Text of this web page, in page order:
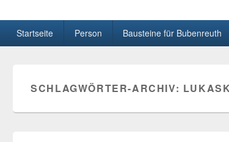
HauptmenüWeiter zum Hauptinhalt
Weiter zum Sekundärinhalt
Startseite Person Bausteine für Bubenreuth
SCHLAGWÖRTER-ARCHIV: